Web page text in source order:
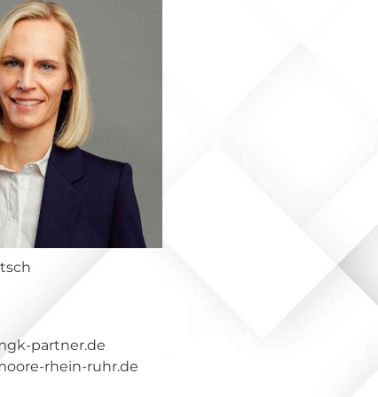
partner.de
rhein-ruhr.de